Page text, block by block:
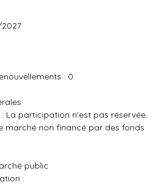
: 0
La participation n'est pas réservée.
marché non financé par des fonds
public
: